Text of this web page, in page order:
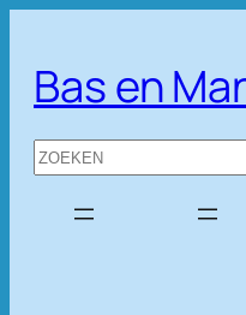
inhoud
Bas en
Zoeken